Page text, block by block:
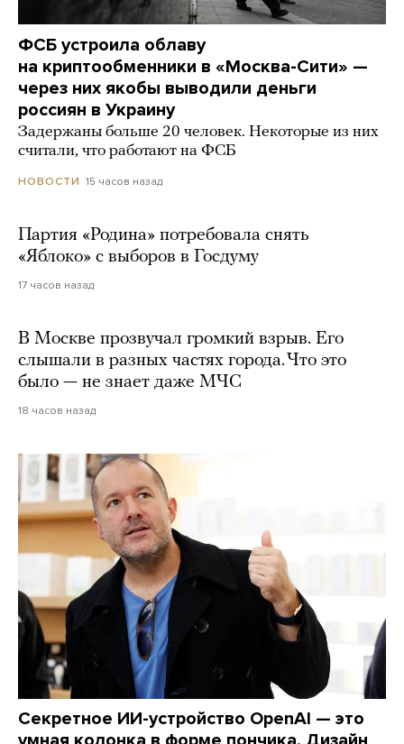
ФСБ устроила облаву
на криптообменники в «Москва-Сити» —
через них якобы выводили деньги
россиян в Украину
Задержаны больше 20 человек. Некоторые из них
считали, что работают на ФСБ
НОВОСТИ 15 часов назад
Партия «Родина» потребовала снять
«Яблоко» с выборов в Госдуму
17 часов назад
В Москве прозвучал громкий взрыв. Его
слышали в разных частях города. Что это
было — не знает даже МЧС
18 часов назад
Секретное ИИ-устройство OpenAI — это